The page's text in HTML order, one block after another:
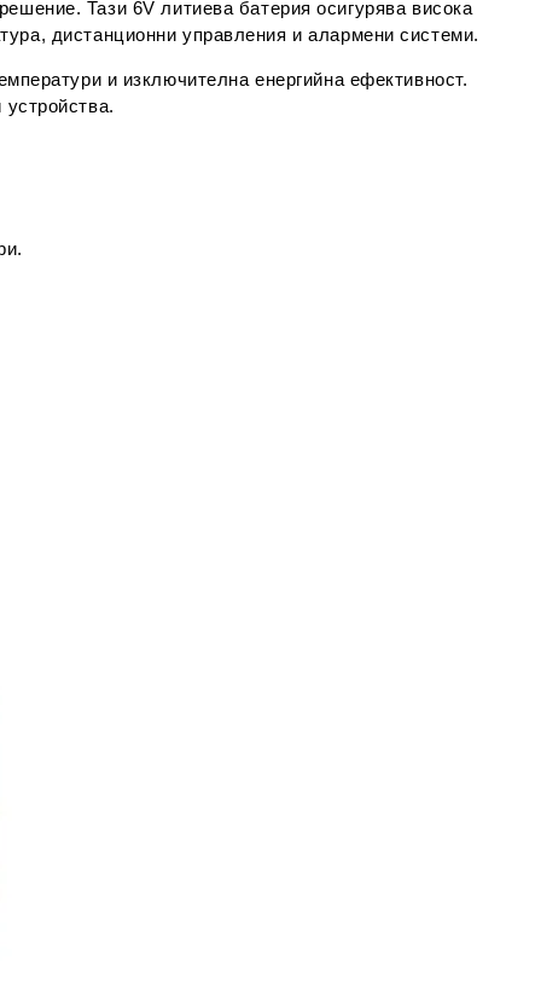
. Тази 6V литиева батерия осигурява висока
дистанционни управления и алармени системи.
и изключителна енергийна ефективност.